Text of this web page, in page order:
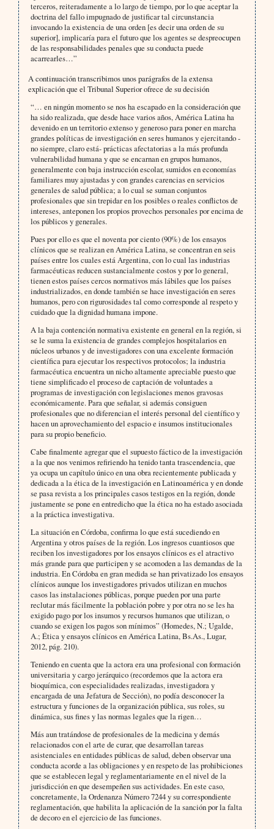
terceros, reiteradamente a lo largo de tiempo, por lo que aceptar la
doctrina del fallo impugnado de justificar tal circunstancia
invocando la existencia de una orden [es decir una orden de su
superior], implicaría para el futuro que los agentes se despreocupen
de las responsabilidades penales que su conducta puede
acarrearles…”
A continuación transcribimos unos parágrafos de la extensa
explicación que el Tribunal Superior ofrece de su decisión
“… en ningún momento se nos ha escapado en la consideración que
ha sido realizada, que desde hace varios años, América Latina ha
devenido en un territorio extenso y generoso para poner en marcha
grandes políticas de investigación en seres humanos y ejercitando -
no siempre, claro está- prácticas afectatorias a la más profunda
vulnerabilidad humana y que se encarnan en grupos humanos,
generalmente con baja instrucción escolar, sumidos en economías
familiares muy ajustadas y con grandes carencias en servicios
generales de salud pública; a lo cual se suman conjuntos
profesionales que sin trepidar en los posibles o reales conflictos de
intereses, anteponen los propios provechos personales por encima de
los públicos y generales.
Pues por ello es que el noventa por ciento (90%) de los ensayos
clínicos que se realizan en América Latina, se concentran en seis
países entre los cuales está Argentina, con lo cual las industrias
farmacéuticas reducen sustancialmente costos y por lo general,
tienen estos países cercos normativos más lábiles que los países
industrializados, en donde también se hace investigación en seres
humanos, pero con rigurosidades tal como corresponde al respeto y
cuidado que la dignidad humana impone.
A la baja contención normativa existente en general en la región, si
se le suma la existencia de grandes complejos hospitalarios en
núcleos urbanos y de investigadores con una excelente formación
científica para ejecutar los respectivos protocolos; la industria
farmacéutica encuentra un nicho altamente apreciable puesto que
tiene simplificado el proceso de captación de voluntades a
programas de investigación con legislaciones menos gravosas
económicamente. Para que señalar, si además consiguen
profesionales que no diferencian el interés personal del científico y
hacen un aprovechamiento del espacio e insumos institucionales
para su propio beneficio.
Cabe finalmente agregar que el supuesto fáctico de la investigación
a la que nos venimos refiriendo ha tenido tanta trascendencia, que
ya ocupa un capítulo único en una obra recientemente publicada y
dedicada a la ética de la investigación en Latinoamérica y en donde
se pasa revista a los principales casos testigos en la región, donde
justamente se pone en entredicho que la ética no ha estado asociada
a la práctica investigativa.
La situación en Córdoba, confirma lo que está sucediendo en
Argentina y otros países de la región. Los ingresos cuantiosos que
reciben los investigadores por los ensayos clínicos es el atractivo
más grande para que participen y se acomoden a las demandas de la
industria. En Córdoba en gran medida se han privatizado los ensayos
clínicos aunque los investigadores privados utilizan en muchos
casos las instalaciones públicas, porque pueden por una parte
reclutar más fácilmente la población pobre y por otra no se les ha
exigido pago por los insumos y recursos humanos que utilizan, o
cuando se exigen los pagos son mínimos” (Homedes, N.; Ugalde,
A.; Ética y ensayos clínicos en América Latina, Bs.As., Lugar,
2012, pág. 210).
Teniendo en cuenta que la actora era una profesional con formación
universitaria y cargo jerárquico (recordemos que la actora era
bioquímica, con especialidades realizadas, investigadora y
encargada de una Jefatura de Sección), no podía desconocer la
estructura y funciones de la organización pública, sus roles, su
dinámica, sus fines y las normas legales que la rigen…
Más aun tratándose de profesionales de la medicina y demás
relacionados con el arte de curar, que desarrollan tareas
asistenciales en entidades públicas de salud, deben observar una
conducta acorde a las obligaciones y en respeto de las prohibiciones
que se establecen legal y reglamentariamente en el nivel de la
jurisdicción en que desempeñen sus actividades. En este caso,
concretamente, la Ordenanza Número 7244 y su correspondiente
reglamentación, que habilita la aplicación de la sanción por la falta
de decoro en el ejercicio de las funciones.